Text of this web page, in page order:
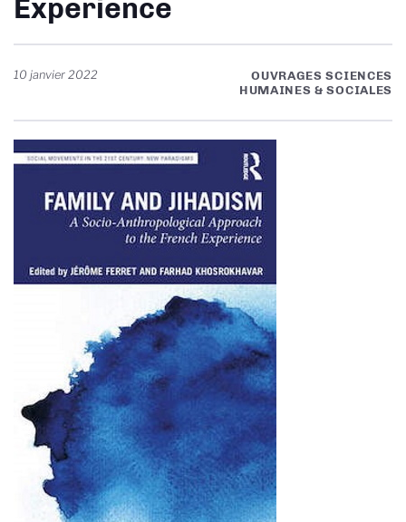
Experience
10 janvier 2022
OUVRAGES SCIENCES
HUMAINES & SOCIALES